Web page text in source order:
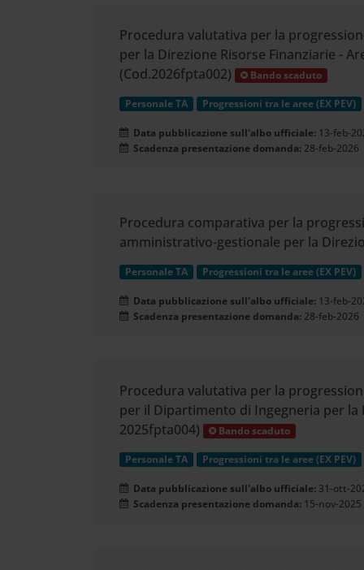
Procedura valutativa per la
per la Direzione Risorse Finanziarie -
(Cod.2026fpta002)
Bando scaduto
Personale TA Progressioni tra le aree (EX PEV)
Data pubblicazione sull'albo ufficiale: 13-feb-
Scadenza presentazione domanda: 28-feb-2026
Procedura comparativa per la
amministrativo-gestionale per la
Personale TA Progressioni tra le aree (EX PEV)
Data pubblicazione sull'albo ufficiale: 13-feb-
Scadenza presentazione domanda: 28-feb-2026
Procedura valutativa per la
per il Dipartimento di Ingegneria per la
2025fpta004)
Bando scaduto
Personale TA Progressioni tra le aree (EX PEV)
Data pubblicazione sull'albo ufficiale: 31-ott-
Scadenza presentazione domanda: 15-nov-2025